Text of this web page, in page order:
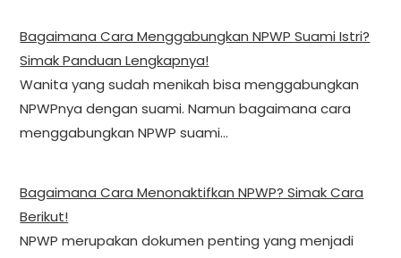
Bagaimana Cara Menggabungkan NPWP Suami Istri?
Simak Panduan Lengkapnya!
Wanita yang sudah menikah bisa menggabungkan
NPWPnya dengan suami. Namun bagaimana cara
menggabungkan NPWP suami…
Bagaimana Cara Menonaktifkan NPWP? Simak Cara
Berikut!
NPWP merupakan dokumen penting yang menjadi